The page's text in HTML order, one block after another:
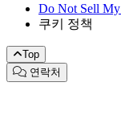
Do Not Sell My
쿠키 정책
Top
연락처